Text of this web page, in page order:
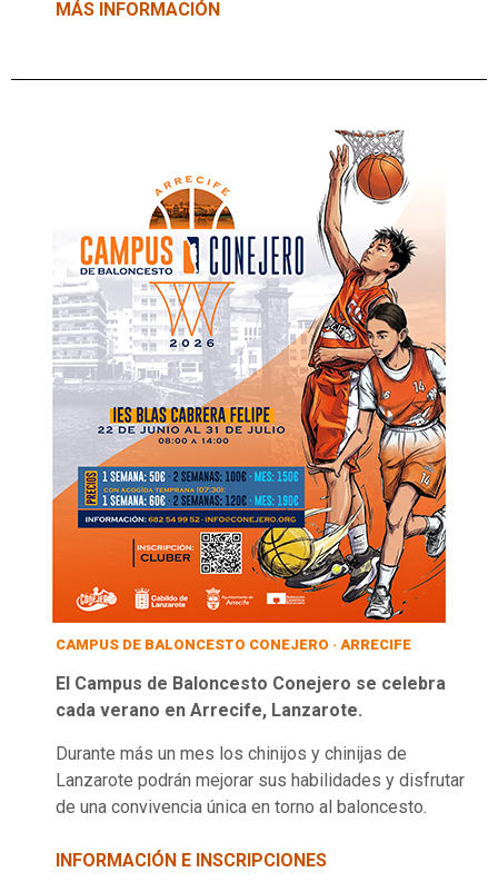
MÁS INFORMACIÓN
CAMPUS DE BALONCESTO CONEJERO · ARRECIFE
El Campus de Baloncesto Conejero se celebra
cada verano en Arrecife, Lanzarote.
Durante más un mes los chinijos y chinijas de
Lanzarote podrán mejorar sus habilidades y disfrutar
de una convivencia única en torno al baloncesto.
INFORMACIÓN E INSCRIPCIONES